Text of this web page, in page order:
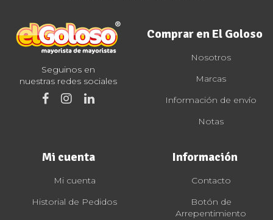
Seguinos en
nuestras redes sociales
Comprar en El Goloso
Nosotros
Marcas
Información de envío
Notas
Mi cuenta
Mi cuenta
Historial de Pedidos
Información
Contacto
Botón de
Arrepentimiento